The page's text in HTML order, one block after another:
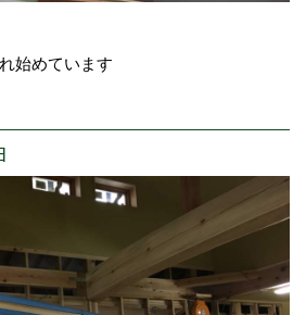
始めています